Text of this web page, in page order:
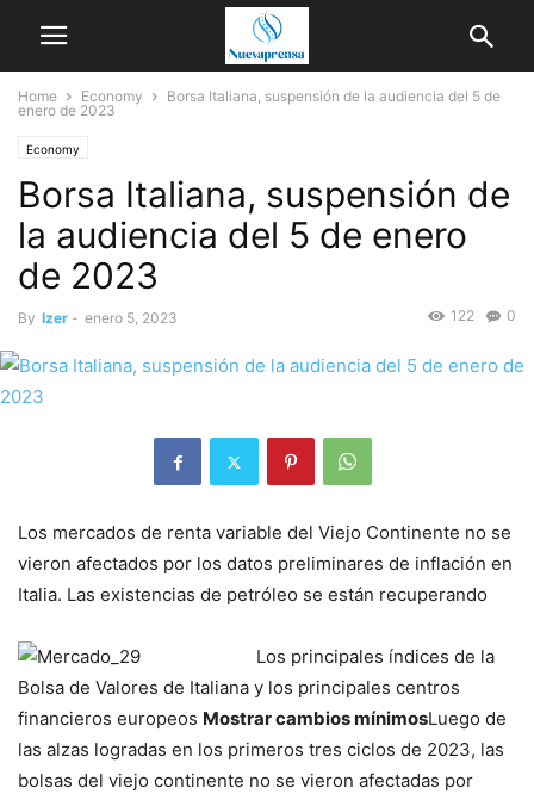
Home Economy
Borsa Italiana, suspensión de la audiencia del 5 de
enero de 2023
Economy
Borsa Italiana, suspensión de
la audiencia del 5 de enero
de 2023
By Izer - enero 5, 2023 0
122
Los mercados de renta variable del Viejo Continente no se
vieron afectados por los datos preliminares de inflación en
Italia. Las existencias de petróleo se están recuperando
Los principales índices de la
Bolsa de Valores de Italiana y los principales centros
financieros europeos Mostrar cambios mínimosLuego de
las alzas logradas en los primeros tres ciclos de 2023, las
bolsas del viejo continente no se vieron afectadas por